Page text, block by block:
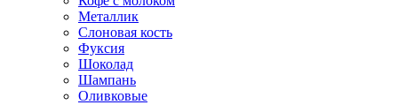
Металлик
Слоновая кость
Фуксия
Шоколад
Шампань
Оливковые